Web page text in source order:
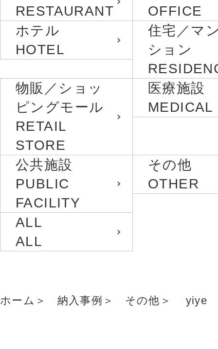
RESTAURANT
OFFICE
ホテル
HOTEL
住宅／マ
ション
物販／ショッ
ピングモール
RETAIL
STORE
医療施設
MEDICAL
公共施設
PUBLIC
FACILITY
その他
OTHER
ALL
ALL
ホーム 納入事例 その他 yiye